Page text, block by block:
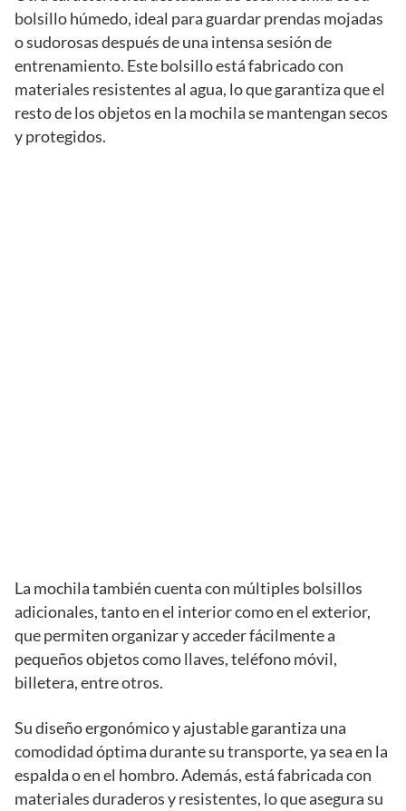
bolsillo húmedo, ideal para guardar prendas mojadas
o sudorosas después de una intensa sesión de
entrenamiento. Este bolsillo está fabricado con
materiales resistentes al agua, lo que garantiza que el
resto de los objetos en la mochila se mantengan secos
y protegidos.
La mochila también cuenta con múltiples bolsillos
adicionales, tanto en el interior como en el exterior,
que permiten organizar y acceder fácilmente a
pequeños objetos como llaves, teléfono móvil,
billetera, entre otros.
Su diseño ergonómico y ajustable garantiza una
comodidad óptima durante su transporte, ya sea en la
espalda o en el hombro. Además, está fabricada con
materiales duraderos y resistentes, lo que asegura su